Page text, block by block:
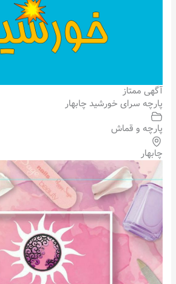
آگهی ممتاز
پارچه سرای خورشید چابهار
پارچه و قماش
چابهار